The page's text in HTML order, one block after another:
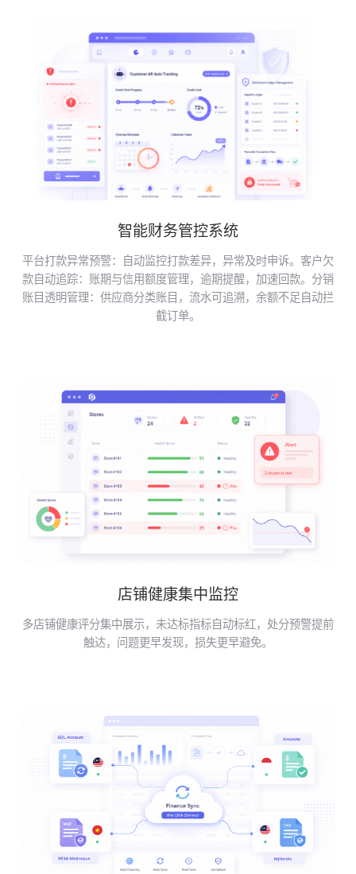
智能财务管控系统
平台打款异常预警：自动监控打款差异，异常及时申诉。客户欠
款自动追踪：账期与信用额度管理，逾期提醒，加速回款。分销
账目透明管理：供应商分类账目，流水可追溯，余额不足自动拦
截订单。
店铺健康集中监控
多店铺健康评分集中展示，未达标指标自动标红，处分预警提前
触达，问题更早发现，损失更早避免。